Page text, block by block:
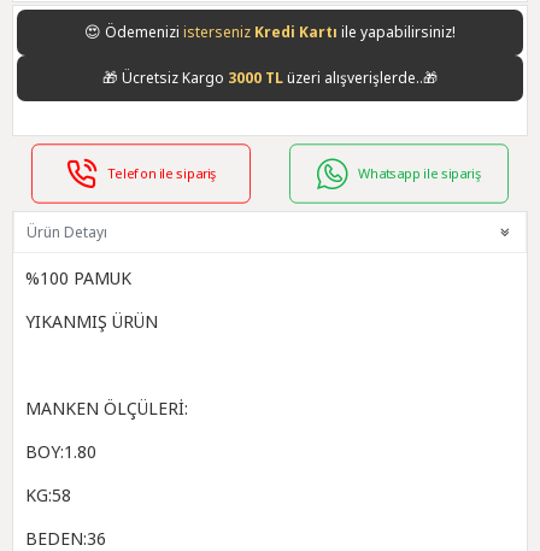
😍 Ödemenizi istersenizKredi Kartı ile yapabilirsiniz!
🎁 Ücretsiz Kargo 3000 TLüzeri alışverişlerde..🎁
Telefon ile sipariş Whatsapp ile sipariş
Ürün Detayı
%100 PAMUK
YIKANMIŞ ÜRÜN
MANKEN ÖLÇÜLERİ:
BOY:1.80
KG:58
BEDEN:36